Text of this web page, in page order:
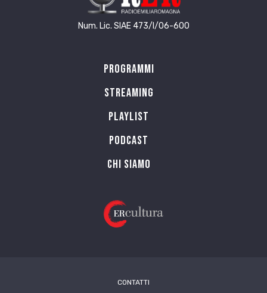
Num. Lic. SIAE 473/I/06-600
Programmi
Streaming
Playlist
PODCAST
Chi siamo
CONTATTI